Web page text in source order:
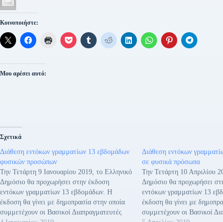
Κοινοποιήστε:
Μου αρέσει αυτό:
Σχετικά
Διάθεση εντόκων γραμματίων 13 εβδομάδων
φυσικών προσώπων
Την Τετάρτη 9 Ιανουαρίου 2019, το Ελληνικό
Δημόσιο θα προχωρήσει στην έκδοση
εντόκων γραμματίων 13 εβδομάδων. Η
έκδοση θα γίνει με δημοπρασία στην οποία
συμμετέχουν οι Βασικοί Διαπραγματευτές
Διάθεση εντόκων
σε φυσικά πρόσωπα
Την Τετάρτη 10 Απριλίου
Δημόσιο θα προχωρήσει
εντόκων γραμματίων 13
έκδοση θα γίνει με
συμμετέχουν οι Βασικοί